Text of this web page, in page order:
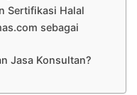
Sertifikasi Halal
sebagai
Jasa Konsultan?